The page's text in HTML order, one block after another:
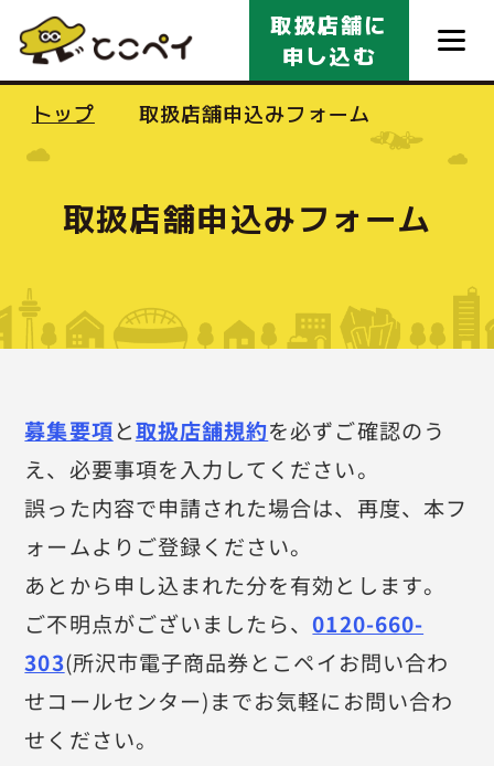
メインコンテンツにスキップ
取扱店舗に
申し込む
使えるお店を探す
利用者様へ
事業者様へ
よくある質問
利用規約
取扱店舗利用規約
プライバシーポリシー
トップ 取扱店舗申込みフォーム
取扱店舗申込みフォーム
募集要項と取扱店舗規約を必ずご確認のう
え、必要事項を入力してください。
誤った内容で申請された場合は、再度、本フ
ォームよりご登録ください。
あとから申し込まれた分を有効とします。
ご不明点がございましたら、0120-660-
303(所沢市電子商品券とこペイお問い合わ
せコールセンター)までお気軽にお問い合わ
せください。